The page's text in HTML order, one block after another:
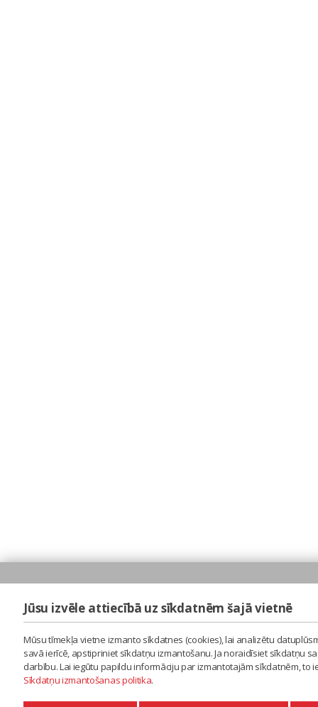
Jūsu izvēle attiecībā uz sīkdatnēm šajā vietnē
Mūsu tīmekļa vietne izmanto sīkdatnes (cookies), lai analizētu
savā ierīcē, apstipriniet sīkdatņu izmantošanu. Ja noraidīsiet sīkdatņu
darbību. Lai iegūtu papildu informāciju par izmantotajām sīkdatnēm,
Sīkdatņu izmantošanas politika.